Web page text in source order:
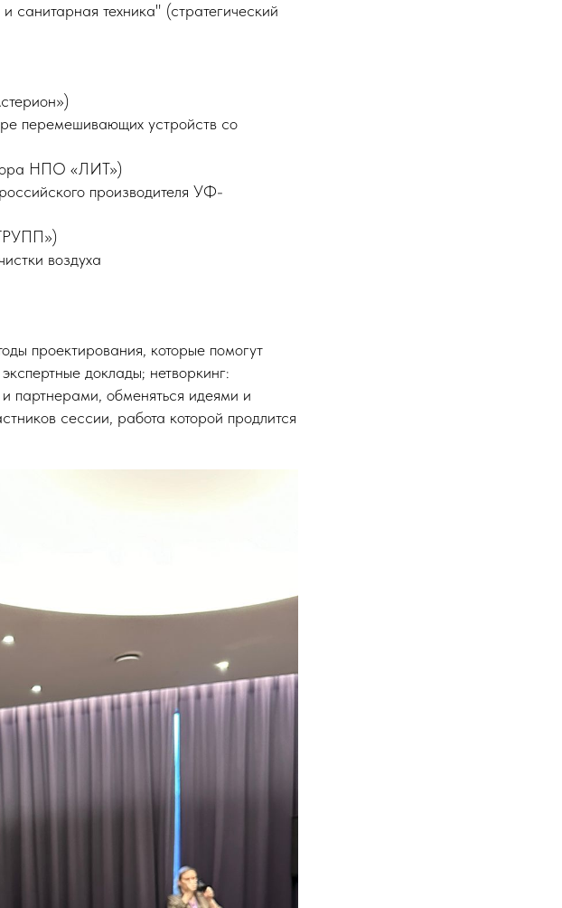
санитарная техника" (cтратегический
перемешивающих устройств со
НПО «ЛИТ»)
производителя УФ-
воздуха
проектирования, которые помогут
доклады; нетворкинг:
партнерами, обменяться идеями и
сессии, работа которой продлится